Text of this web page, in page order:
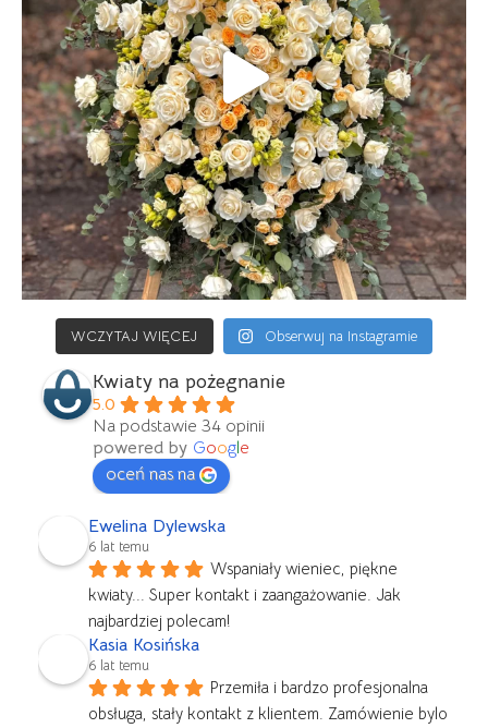
WCZYTAJ WIĘCEJ Obserwuj na Instagramie
Kwiaty na pożegnanie
5.0
Na podstawie 34 opinii
powered by Google
oceń nas na
Ewelina Dylewska
6 lat temu
Wspaniały wieniec, piękne
kwiaty... Super kontakt i zaangażowanie. Jak
najbardziej polecam!
Kasia Kosińska
6 lat temu
Przemiła i bardzo profesjonalna
obsługa, stały kontakt z klientem. Zamówienie bylo